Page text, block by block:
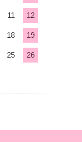
11 12
18 19
25 26